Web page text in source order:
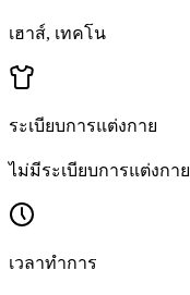
เฮาส์, เทคโน
ระเบียบการแต่งกาย
ไม่มีระเบียบการแต่งกาย
เวลาทำการ